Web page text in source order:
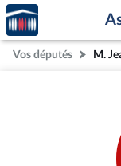
Aller au contenu
Aller en bas de la
Accèder
à la
page
d'accueil
Vos députés